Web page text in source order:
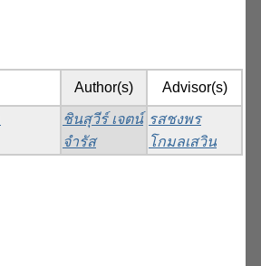
Author(s) Advisor(s)
ชินสุวีร์ เจตน์
จำรัส
รสชงพร
โกมลเสวิน